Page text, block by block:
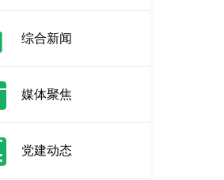
综合新闻
媒体聚焦
党建动态